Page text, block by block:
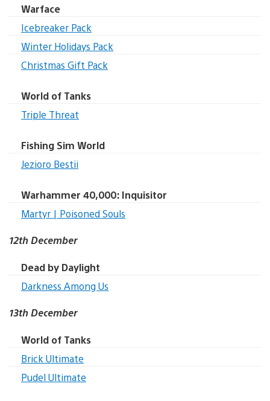
Warface
Icebreaker Pack
Winter Holidays Pack
Christmas Gift Pack
World of Tanks
Triple Threat
Fishing Sim World
Jezioro Bestii
Warhammer 40,000: Inquisitor
Martyr | Poisoned Souls
12th December
Dead by Daylight
Darkness Among Us
13th December
World of Tanks
Brick Ultimate
Pudel Ultimate